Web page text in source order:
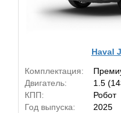
Haval
Комплектация:
Двигатель:
1.5
КПП:
Робот
Год выпуска:
2025